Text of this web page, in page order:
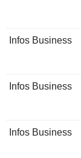
Infos Business
Infos Business
Infos Business